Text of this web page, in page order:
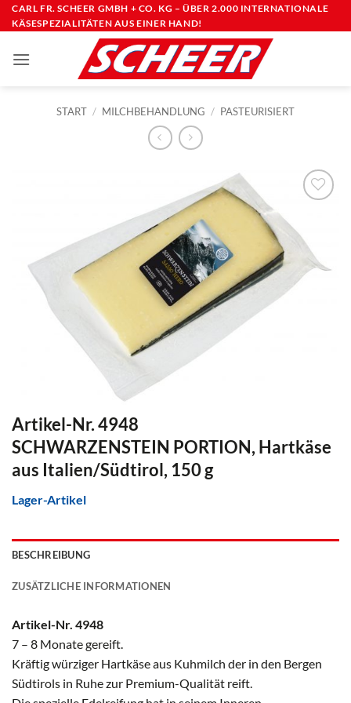
Zum
Inhalt
CARL FR. SCHEER GMBH + CO. KG – ÜBER 2.000 INTERNATIONALE
KÄSESPEZIALITÄTEN AUS EINER HAND!
START / MILCHBEHANDLUNG / PASTEURISIERT
Artikel-Nr. 4948
SCHWARZENSTEIN PORTION, Hartkäse
aus Italien/Südtirol, 150 g
Lager-Artikel
BESCHREIBUNG
ZUSÄTZLICHE INFORMATIONEN
Artikel-Nr. 4948
7 – 8 Monate gereift.
Kräftig würziger Hartkäse aus Kuhmilch der in den Bergen
Südtirols in Ruhe zur Premium-Qualität reift.